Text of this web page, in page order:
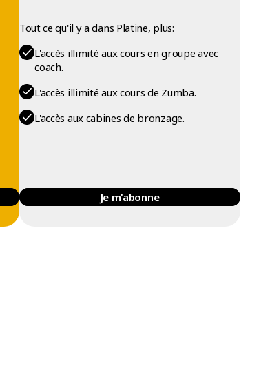
Tout ce qu'il y a dans Platine, plus:
L'accès illimité aux cours en groupe avec
coach.
L'accès illimité aux cours de Zumba.
L'accès aux cabines de bronzage.
Je m'abonne